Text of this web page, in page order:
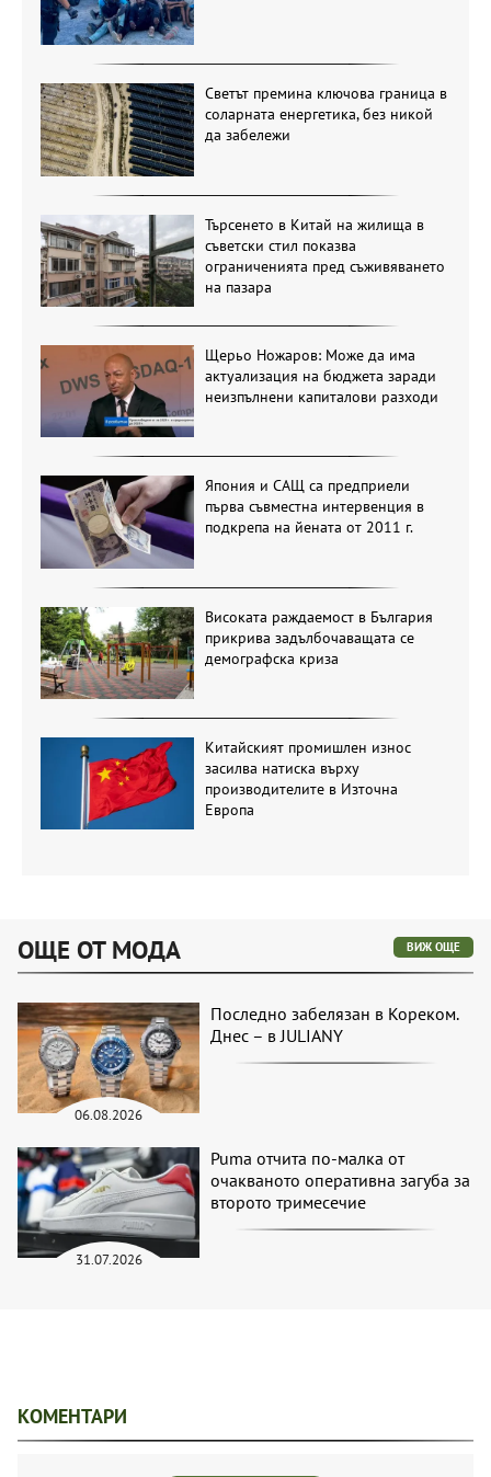
Светът премина ключова граница в
соларната енергетика, без никой
да забележи
Търсенето в Китай на жилища в
съветски стил показва
ограниченията пред съживяването
на пазара
Щерьо Ножаров: Може да има
актуализация на бюджета заради
неизпълнени капиталови разходи
Япония и САЩ са предприели
първа съвместна интервенция в
подкрепа на йената от 2011 г.
Високата раждаемост в България
прикрива задълбочаващата се
демографска криза
Китайският промишлен износ
засилва натиска върху
производителите в Източна
Европа
ОЩЕ ОТ МОДА ВИЖ ОЩЕ
06.08.2026
Последно забелязан в Кореком.
Днес – в JULIANY
31.07.2026
Puma отчита по-малка от
очакваното оперативна загуба за
второто тримесечие
КОМЕНТАРИ